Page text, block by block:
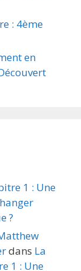
: 4ème
en
1 : Une
?
dans La
1 : Une